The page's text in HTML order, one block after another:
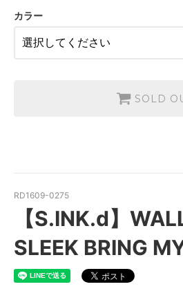
カラー
SOLD
RD1609-0275
【S.INK.d】
SLEEK BRING